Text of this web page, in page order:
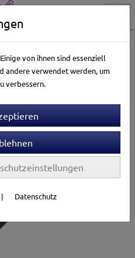
Catnip- & Baldrian-Spielzeug
von ihnen sind essenziell
andere verwendet werden, um
verbessern.
| Datenschutz